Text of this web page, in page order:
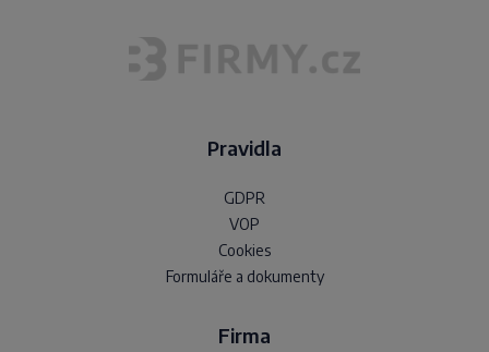
Pravidla
GDPR
VOP
Cookies
Formuláře a dokumenty
Firma